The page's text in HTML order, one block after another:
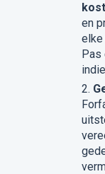
en
elke
Pas